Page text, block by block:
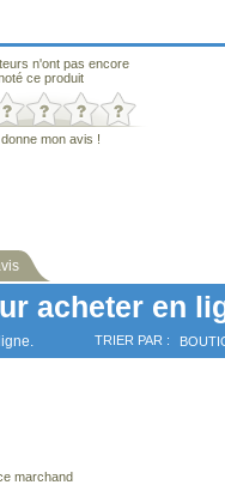
n'ont pas encore
ce produit
mon avis !
acheter en
TRIER PAR :
marchand